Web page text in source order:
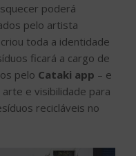
poderá
pelo artista
toda a identidade
ficará a cargo de
pelo Cataki app – e
arte e visibilidade para
recicláveis no